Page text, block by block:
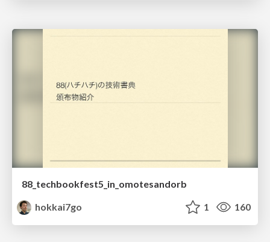
88_techbookfest5_in_omotesandorb
hokkai7go
1 160